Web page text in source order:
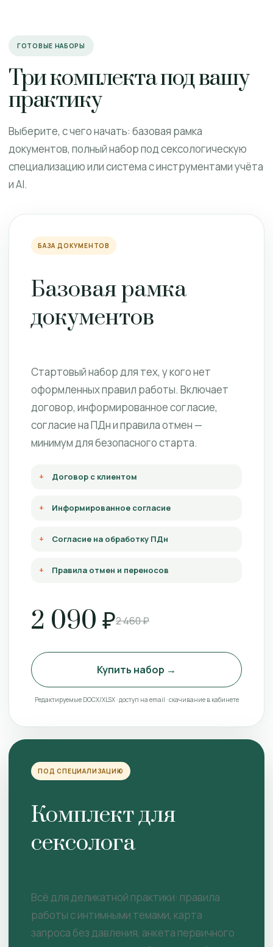
ГОТОВЫЕ НАБОРЫ
Три комплекта под вашу
практику
Выберите, с чего начать: базовая рамка
документов, полный набор под сексологическую
специализацию или система с инструментами учёта
и AI.
БАЗА ДОКУМЕНТОВ
Базовая рамка
документов
Стартовый набор для тех, у кого нет
оформленных правил работы. Включает
договор, информированное согласие,
согласие на ПДн и правила отмен —
минимум для безопасного старта.
Договор с клиентом
Информированное согласие
Согласие на обработку ПДн
Правила отмен и переносов
2 090 ₽2 460 ₽
Купить набор →
Редактируемые DOCX/XLSX · доступ на email · скачивание в кабинете
ПОД СПЕЦИАЛИЗАЦИЮ
Комплект для
сексолога
Всё для деликатной практики: правила
работы с интимными темами, карта
запроса без давления, анкета первичного